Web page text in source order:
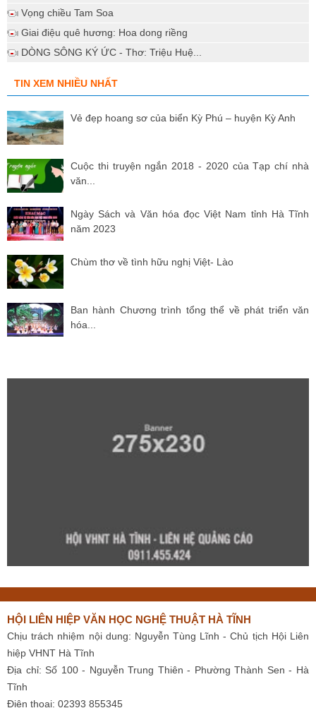
Vọng chiều Tam Soa
Giai điệu quê hương: Hoa dong riềng
DÒNG SÔNG KÝ ỨC - Thơ: Triệu Huệ...
TIN XEM NHIỀU NHẤT
Vẻ đẹp hoang sơ của biển Kỳ Phú – huyện Kỳ Anh
Cuộc thi truyện ngắn 2018 - 2020 của Tạp chí nhà
văn...
Ngày Sách và Văn hóa đọc Việt Nam tỉnh Hà Tĩnh
năm 2023
Chùm thơ về tình hữu nghị Việt- Lào
Ban hành Chương trình tổng thể về phát triển văn
hóa...
HỘI LIÊN HIỆP VĂN HỌC NGHỆ THUẬT HÀ TĨNH
Chịu trách nhiệm nội dung: Nguyễn Tùng Lĩnh - Chủ tịch Hội Liên
hiệp VHNT Hà Tĩnh
Địa chỉ: Số 100 - Nguyễn Trung Thiên - Phường Thành Sen - Hà
Tĩnh
Điện thoại: 02393 855345